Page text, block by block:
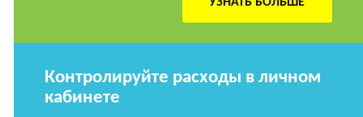
Контролируйте расходы в личном
кабинете